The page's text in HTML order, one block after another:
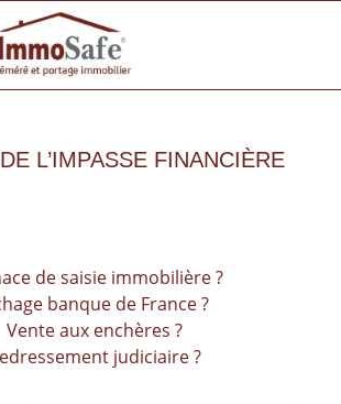
L’IMPASSE FINANCIÈRE
de saisie immobilière ?
banque de France ?
Vente aux enchères ?
judiciaire ?